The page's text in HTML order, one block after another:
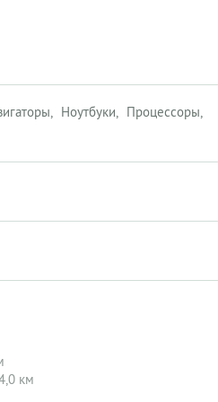
Ноутбуки Процессоры
км